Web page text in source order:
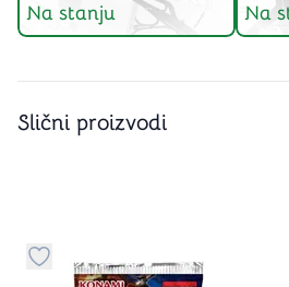
Na stanju Na
Slični proizvodi
Dugme za dodavanje stvari u